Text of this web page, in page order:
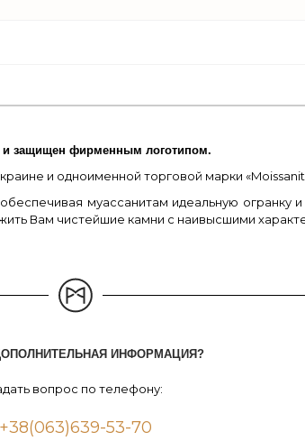
и защищен фирменным логотипом.
и одноименной торговой марки
муассанитам идеальную
Вам чистейшие камни с наивысшими
ИНФОРМАЦИЯ?
вопрос по телефону:
+38(063)639-53-70